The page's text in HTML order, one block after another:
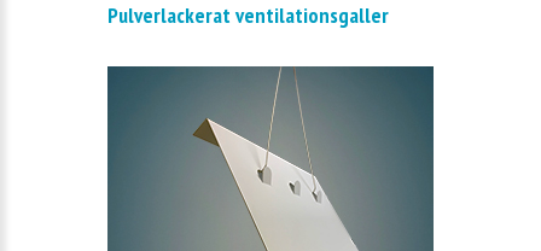
Pulverlackerat ventilationsgaller